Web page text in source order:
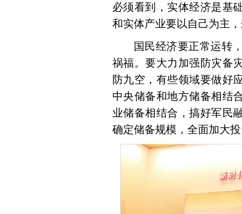
必须看到，实体经济是基
和实体产业要以自己为主，
国民经济要正常运转
祸福。要大力加强防灾备
防九空，有些领域要做好
中央储备和地方储备相结
业储备相结合，搞好军民
确定储备规模，全面加大投